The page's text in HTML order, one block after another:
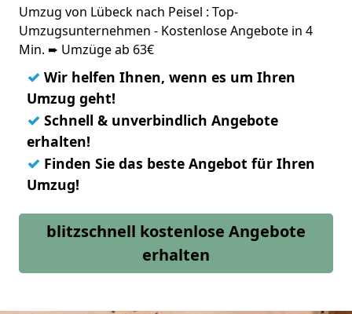
Umzug von Lübeck nach Peisel : Top-
Umzugsunternehmen - Kostenlose Angebote in 4
Min. ➨ Umzüge ab 63€
✓ Wir helfen Ihnen, wenn es um Ihren
Umzug geht!
✓ Schnell & unverbindlich Angebote
erhalten!
✓ Finden Sie das beste Angebot für Ihren
Umzug!
blitzschnell kostenlose Angebote
erhalten